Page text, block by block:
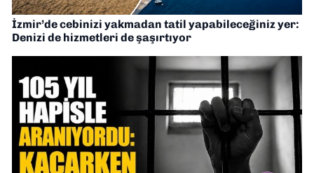
İzmir’de cebinizi yakmadan tatil yapabileceğiniz yer:
Denizi de hizmetleri de şaşırtıyor